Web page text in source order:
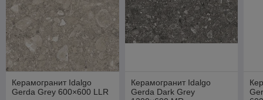
Керамогранит Idalgo
Gerda Grey 600×600 LLR
Керамогранит Idalgo
Gerda Dark Grey